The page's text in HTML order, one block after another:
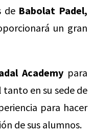
de Babolat Padel,
un gran
Academypara
en su sede de
para hacer
de sus alumnos.